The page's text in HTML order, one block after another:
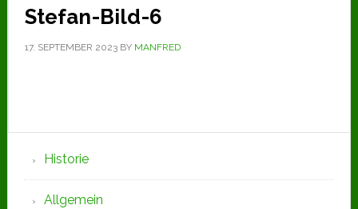
Stefan-Bild-6
17. SEPTEMBER 2023BY MANFRED
Seitenspalte
Historie
Allgemein